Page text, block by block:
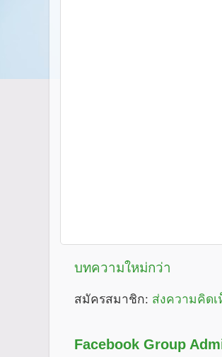
บทความใหม่กว่า
สมัครสมาชิก: ส่งความคิดเ
Facebook Group